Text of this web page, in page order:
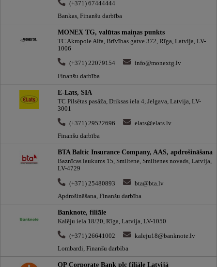
(+371) 67444444
Bankas, Finanšu darbība
MONEX TG, valūtas maiņas punkts
TC Akropole Alfa, Brīvības gatve 372, Rīga, Latvija, LV-
1006
(+371) 22079154
info@monextg.lv
Finanšu darbība
E-Lats, SIA
TC Pilsētas pasāža, Driksas iela 4, Jelgava, Latvija, LV-
3001
(+371) 29522696
elats@elats.lv
Finanšu darbība
BTA Baltic Insurance Company, AAS, apdrošināšana
Baznīcas laukums 15, Smiltene, Smiltenes novads, Latvija,
LV-4729
(+371) 25480893
bta@bta.lv
Apdrošināšana, Finanšu darbība
Banknote, filiāle
Kalēju iela 18/20, Rīga, Latvija, LV-1050
(+371) 26641002
kaleju18@banknote.lv
Lombardi, Finanšu darbība
OP Corporate Bank plc filiāle Latvijā